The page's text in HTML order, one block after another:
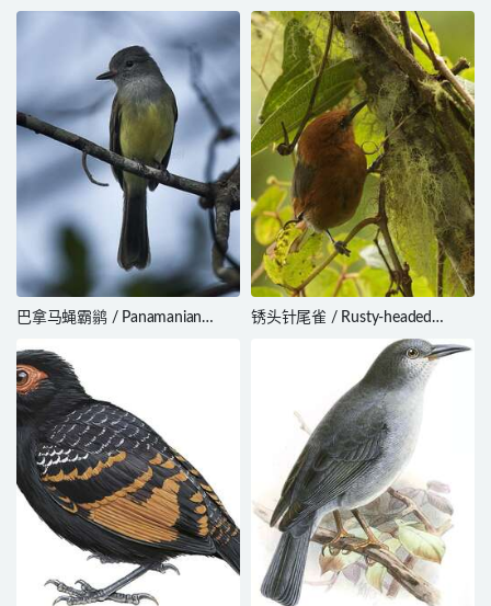
Gymnorhinus cyanocephalus
Dicaeum hirundinaceum
巴拿马蝇霸鹟 / Panamanian
panamensis
锈头针尾雀 / Rusty-headed
Spinetail / Synallaxis fuscorufa